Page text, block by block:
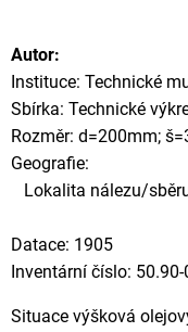
Autor:
Instituce: Technické
Sbírka: Technické
Rozměr: d=200mm;
Geografie:
Lokalita nálezu/
Datace: 1905
Inventární číslo:
Situace výšková